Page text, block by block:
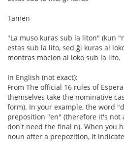
Tamen
"La muso kuras sub la liton" (kun
estas sub la lito, sed ĝi kuras al
montras mocion al loko sub la lito.
In English (not exact):
From The official 16 rules of
themselves take the nominative
form). In your example, the word
preposition "en" (therefore it's not
don't need the final n). When you
noun after a prepozition, it